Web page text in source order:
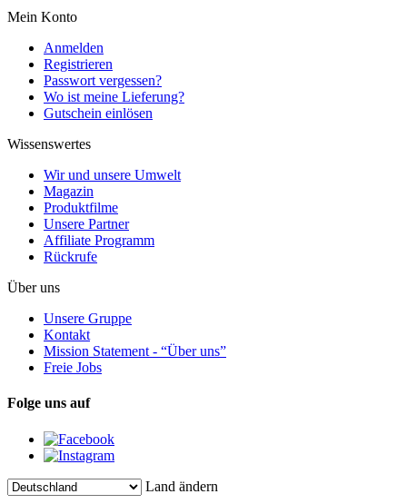
Mein Konto
Anmelden
Registrieren
Passwort vergessen?
Wo ist meine Lieferung?
Gutschein einlösen
Wissenswertes
Wir und unsere Umwelt
Magazin
Produktfilme
Unsere Partner
Affiliate Programm
Rückrufe
Über uns
Unsere Gruppe
Kontakt
Mission Statement - “Über uns”
Freie Jobs
Folge uns auf
Land ändern